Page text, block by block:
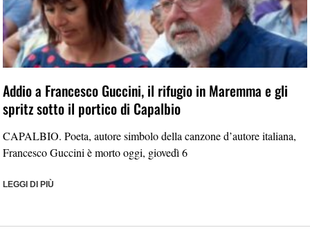
Addio a Francesco Guccini, il rifugio in Maremma e gli
spritz sotto il portico di Capalbio
CAPALBIO. Poeta, autore simbolo della canzone d’autore italiana,
Francesco Guccini è morto oggi, giovedì 6
LEGGI DI PIÙ